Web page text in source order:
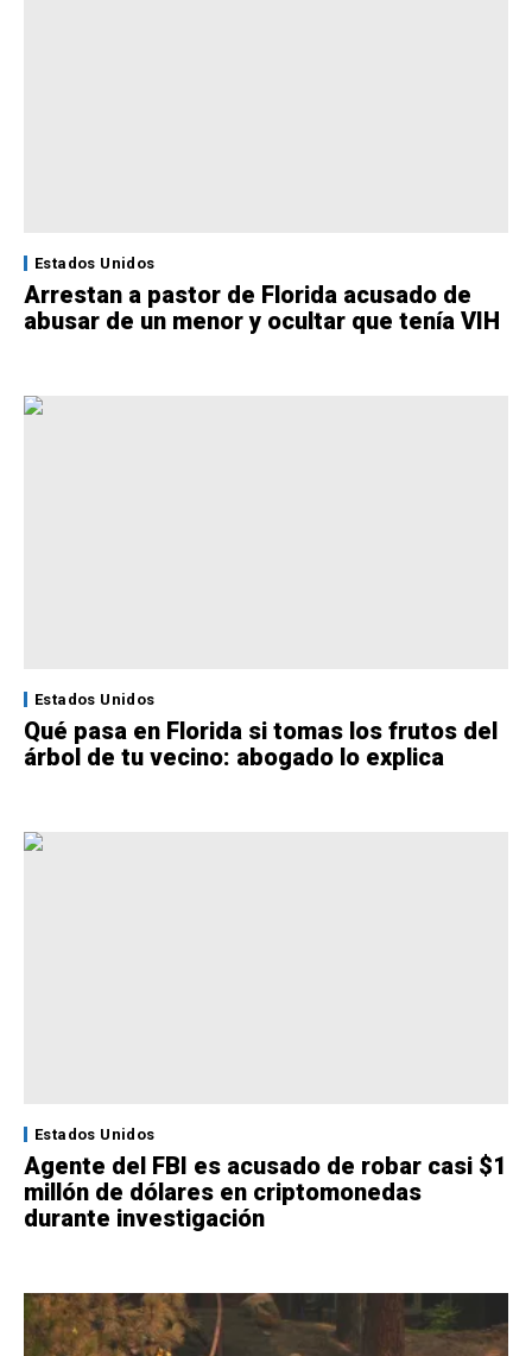
Estados Unidos
Arrestan a pastor de Florida acusado de
abusar de un menor y ocultar que tenía VIH
Estados Unidos
Qué pasa en Florida si tomas los frutos del
árbol de tu vecino: abogado lo explica
Estados Unidos
Agente del FBI es acusado de robar casi $1
millón de dólares en criptomonedas
durante investigación